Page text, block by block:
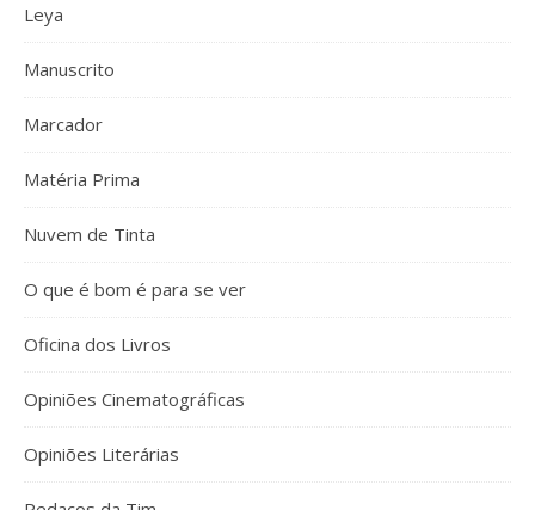
Leya
Manuscrito
Marcador
Matéria Prima
Nuvem de Tinta
O que é bom é para se ver
Oficina dos Livros
Opiniões Cinematográficas
Opiniões Literárias